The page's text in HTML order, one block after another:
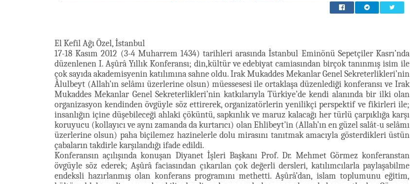
El Kefil Ağı Özel, İstanbul
17-18 Kasım 2012 (3-4 Muharrem 1434) tarihleri arasında İstanbul Eminönü Sepetçiler Kasrı’nda
düzenlenen I. Aşûrâ Yıllık Konferansı; din,kültür ve edebiyat camiasından birçok tanınmış isim ile
çok sayıda akademisyenin katılımına sahne oldu. Irak Mukaddes Mekanlar Genel Sekreterlikleri’nin
Âlulbeyt (Allah’ın selâmı üzerlerine olsun) müessesesi ile ortaklaşa düzenlediği konferansı ve Irak
Mukaddes Mekanlar Genel Sekreterlikleri’nin katkılarıyla Türkiye’de kendi alanında bir ilki olan
organizasyon kendinden övgüyle söz ettirerek, organizatörlerin yenilikçi perspektif ve fikirleri ile;
insanlığın içine düşebileceği ahlaki çöküntü, sapkınlık ve maruz kalacağı her türlü çarpıklığa karşı
koruyucu (kollayıcı ve aynı zamanda da kurtarıcı) olan Ehlibeyt’in (Allah’ın en güzel salât-u selâmı
üzerlerine olsun) paha biçilemez hazinelerle dolu mirasını tanıtmak amacıyla gösterdikleri üstün
çabaların takdirle karşılandığı ifade edildi.
Konferansın açılışında konuşan Diyanet İşleri Başkanı Prof. Dr. Mehmet Görmez konferanstan
övgüyle söz ederek; Aşûrâ faciasından çıkarılan çok değerli dersleri, katılımcılarla paylaşabilme
endeksli hazırlanmış olan konferans programını methetti. Aşûrâ’dan, islam toplumunu eğitim,